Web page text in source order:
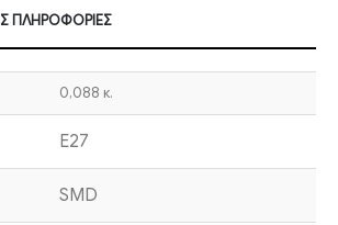
ΠΛΗΡΟΦΟΡΊΕΣ
0,088 κ.
E27
SMD